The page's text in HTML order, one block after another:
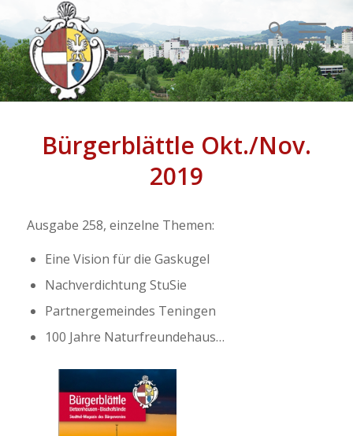
Bürgerblättle Okt./Nov.
2019
Ausgabe 258, einzelne Themen:
Eine Vision für die Gaskugel
Nachverdichtung StuSie
Partnergemeindes Teningen
100 Jahre Naturfreundehaus…